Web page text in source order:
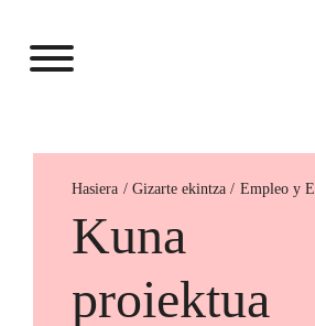
Hasiera Empleo y
Kuna
proiektua